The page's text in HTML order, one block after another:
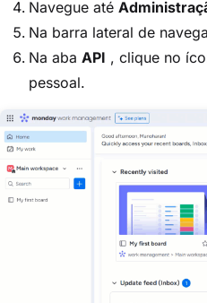
Navegue até
Na barra lateral de
Na aba API , clique no
pessoal.